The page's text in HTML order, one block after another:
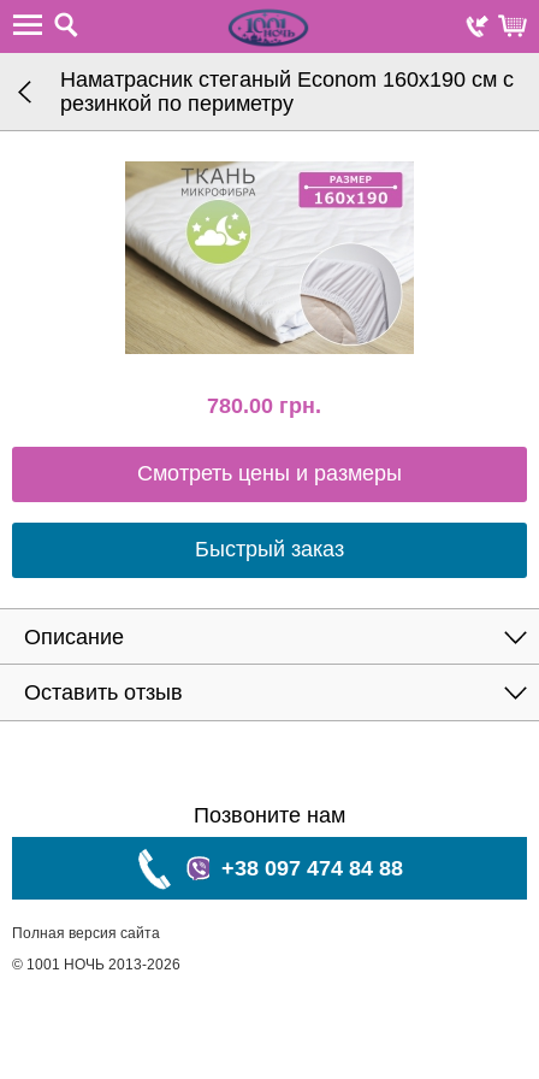
Наматрасник стеганый Econom 160х190 см с
резинкой по периметру
780.00 грн.
Смотреть цены и размеры
Быстрый заказ
Описание
Оставить отзыв
Позвоните нам
+38 097 474 84 88
Полная версия сайта
© 1001 НОЧЬ 2013-2026